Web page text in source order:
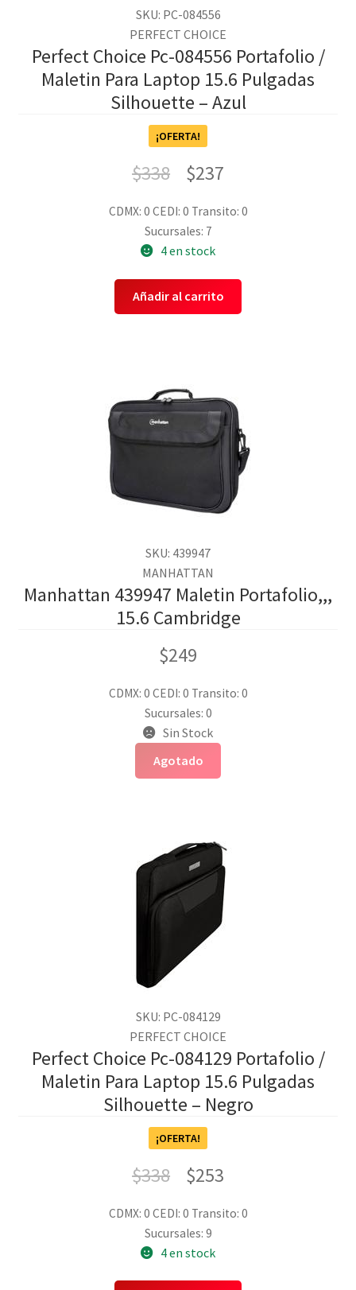
SKU: PC-084556
PERFECT CHOICE
Perfect Choice Pc-084556 Portafolio /
Maletin Para Laptop 15.6 Pulgadas
Silhouette – Azul
¡OFERTA!
$338 $237
CDMX: 0 CEDI: 0 Transito: 0
Sucursales: 7
4 en stock
Añadir al carrito
SKU: 439947
MANHATTAN
Manhattan 439947 Maletin Portafolio,,,
15.6 Cambridge
$249
CDMX: 0 CEDI: 0 Transito: 0
Sucursales: 0
Sin Stock
Agotado
SKU: PC-084129
PERFECT CHOICE
Perfect Choice Pc-084129 Portafolio /
Maletin Para Laptop 15.6 Pulgadas
Silhouette – Negro
¡OFERTA!
$338 $253
CDMX: 0 CEDI: 0 Transito: 0
Sucursales: 9
4 en stock